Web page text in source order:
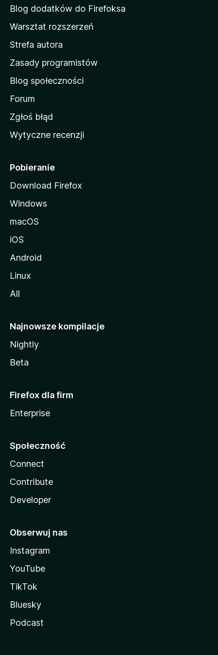
d
m
o
w
M
o
z
l
i
Blog dodatków do Firefoksa
Warsztat rozszerzeń
Strefa autora
Zasady programistów
Blog społeczności
Forum
Zgłoś błąd
Wytyczne recenzji
Pobieranie
Download Firefox
Windows
macOS
iOS
Android
Linux
All
Najnowsze kompilacje
Nightly
Beta
Firefox dla firm
Enterprise
Społeczność
Connect
Contribute
Developer
Obserwuj nas
Instagram
YouTube
TikTok
Bluesky
Podcast